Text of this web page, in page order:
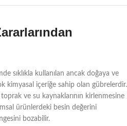
sıklıkla kullanılan ancak doğaya ve
kimyasal içeriğe sahip olan gübrelerdir.
ve su kaynaklarının kirlenmesine
ürünlerdeki besin değerini
bozabilir.